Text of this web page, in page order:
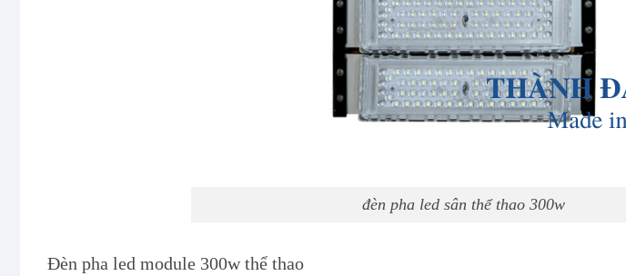
đèn pha led sân thể thao 300w
Đèn pha led module 300w thể thao